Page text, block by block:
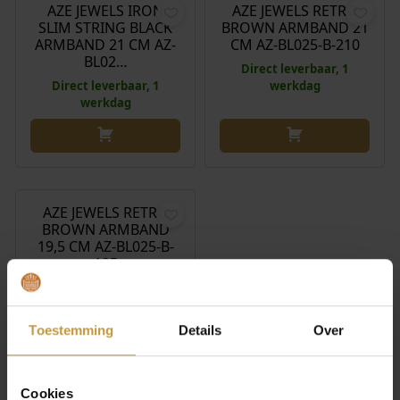
Toestemming Details Over
Cookies
AZE JEWELS IRON
SLIM STRING BLACK
ARMBAND 21 CM AZ-
BL02…
Direct leverbaar, 1
werkdag
AZE JEWELS RETRO
BROWN ARMBAND 21
CM AZ-BL025-B-210
Direct leverbaar, 1
werkdag
AZE JEWELS RETRO
BROWN ARMBAND
19,5 CM AZ-BL025-B-
195
werkdag